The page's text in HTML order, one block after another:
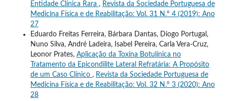
Entidade Clínica Rara , Revista da Sociedade Portuguesa de
Medicina Física e de Reabilitação: Vol. 31 N.º 4 (2019): Ano
27
Eduardo Freitas Ferreira, Bárbara Dantas, Diogo Portugal,
Nuno Silva, André Ladeira, Isabel Pereira, Carla Vera-Cruz,
Leonor Prates, Aplicação da Toxina Botulínica no
Tratamento da Epicondilite Lateral Refratária: A Propósito
de um Caso Clínico , Revista da Sociedade Portuguesa de
Medicina Física e de Reabilitação: Vol. 32 N.º 3 (2020): Ano
28